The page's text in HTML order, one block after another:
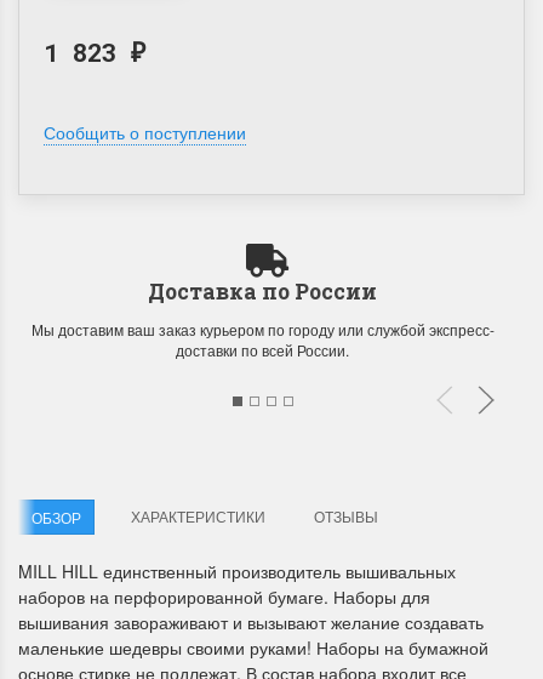
Летние Скидки
честь первого летнего дня
Анастасия Туманова
Раритеты Дим.
На сайте пополнение
Dimensions
1 823 ₽
Сообщить о поступлении
Доставка по России
Мы доставим ваш заказ курьером по городу или службой экспресс-
доставки по всей России.
ОБЗОР ХАРАКТЕРИСТИКИ ОТЗЫВЫ
MILL HILL единственный производитель вышивальных
наборов на перфорированной бумаге. Наборы для
вышивания завораживают и вызывают желание создавать
маленькие шедевры своими руками! Наборы на бумажной
основе стирке не подлежат. В состав набора входит все